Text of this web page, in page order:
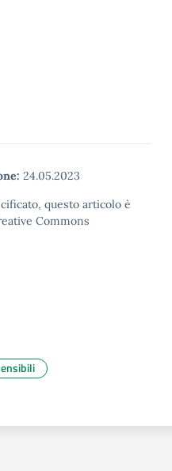
24.05.2023
questo articolo è
Commons